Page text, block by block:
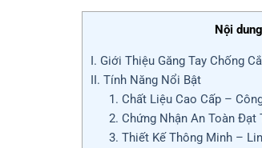
Nội
I. Giới Thiệu Găng Tay Chống
II. Tính Năng Nổi Bật
1. Chất Liệu Cao Cấp –
2. Chứng Nhận An Toàn Đạt
3. Thiết Kế Thông Minh –